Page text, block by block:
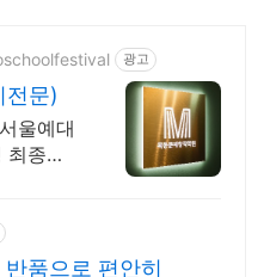
광고
전문)
울예대
종합
품으로 편안히